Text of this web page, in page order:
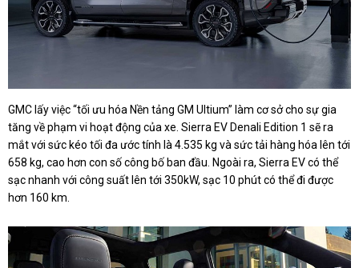
GMC lấy việc “tối ưu hóa Nền tảng GM Ultium” làm cơ sở cho sự gia
tăng về phạm vi hoạt động của xe. Sierra EV Denali Edition 1 sẽ ra
mắt với sức kéo tối đa ước tính là 4.535 kg và sức tải hàng hóa lên tới
658 kg, cao hơn con số công bố ban đầu. Ngoài ra, Sierra EV có thể
sạc nhanh với công suất lên tới 350kW, sạc 10 phút có thể đi được
hơn 160 km.